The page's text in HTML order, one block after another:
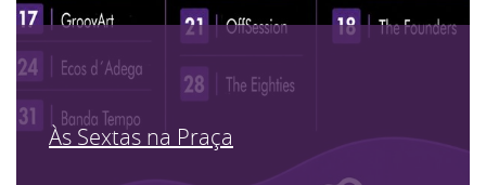
Às Sextas na Praça